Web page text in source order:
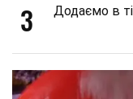
3 Додаємо в